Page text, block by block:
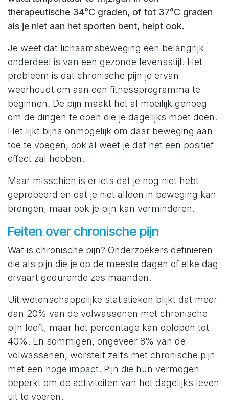
therapeutische 34°C graden, of tot 37°C graden
als je niet aan het sporten bent, helpt ook.
Je weet dat lichaamsbeweging een belangrijk
onderdeel is van een gezonde levensstijl. Het
probleem is dat chronische pijn je ervan
weerhoudt om aan een fitnessprogramma te
beginnen. De pijn maakt het al moeilijk genoeg
om de dingen te doen die je dagelijks moet doen.
Het lijkt bijna onmogelijk om daar beweging aan
toe te voegen, ook al weet je dat het een positief
effect zal hebben.
Maar misschien is er iets dat je nog niet hebt
geprobeerd en dat je niet alleen in beweging kan
brengen, maar ook je pijn kan verminderen.
Feiten over chronische pijn
Wat is chronische pijn? Onderzoekers definiëren
die als pijn die je op de meeste dagen of elke dag
ervaart gedurende zes maanden.
Uit wetenschappelijke statistieken blijkt dat meer
dan 20% van de volwassenen met chronische
pijn leeft, maar het percentage kan oplopen tot
40%. En sommigen, ongeveer 8% van de
volwassenen, worstelt zelfs met chronische pijn
met een hoge impact. Pijn die hun vermogen
beperkt om de activiteiten van het dagelijks leven
uit te voeren.